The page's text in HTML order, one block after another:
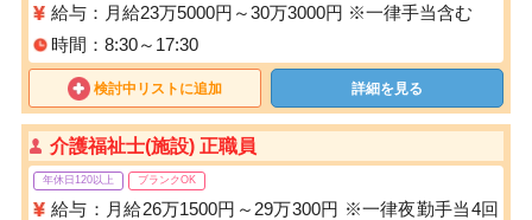
給与：月給23万5000円～30万3000円 ※一律手当含む
時間：8:30～17:30
検討中リストに追加 詳細を見る
介護福祉士(施設) 正職員
年休日120以上 ブランクOK
給与：月給26万1500円～29万300円 ※一律夜勤手当4回